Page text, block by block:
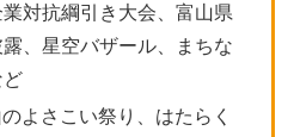
対抗綱引き大会、富山県
、星空バザール、まちな
ど
よさこい祭り、はたらく